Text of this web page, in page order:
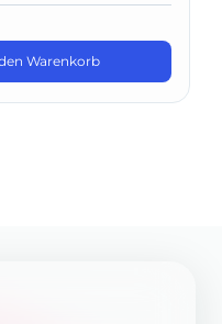
Warenkorb